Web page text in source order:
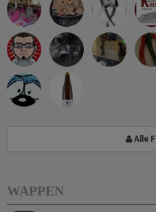
Alle
WAPPEN